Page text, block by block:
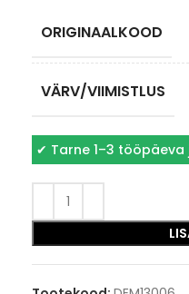
ORIGINAALKOOD
VÄRV/VIIMISTLUS
✔ Tarne 1–3 tööpäeva